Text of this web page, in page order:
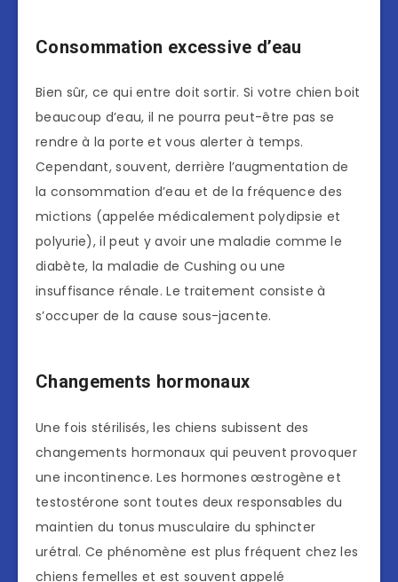
Consommation excessive d’eau
Bien sûr, ce qui entre doit sortir. Si votre chien boit
beaucoup d’eau, il ne pourra peut-être pas se
rendre à la porte et vous alerter à temps.
Cependant, souvent, derrière l’augmentation de
la consommation d’eau et de la fréquence des
mictions (appelée médicalement polydipsie et
polyurie), il peut y avoir une maladie comme le
diabète, la maladie de Cushing ou une
insuffisance rénale. Le traitement consiste à
s’occuper de la cause sous-jacente.
Changements hormonaux
Une fois stérilisés, les chiens subissent des
changements hormonaux qui peuvent provoquer
une incontinence. Les hormones œstrogène et
testostérone sont toutes deux responsables du
maintien du tonus musculaire du sphincter
urétral. Ce phénomène est plus fréquent chez les
chiens femelles et est souvent appelé